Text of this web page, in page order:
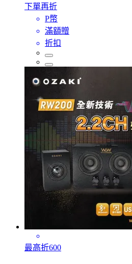
下單再折
P幣
滿額贈
折扣
最高折600